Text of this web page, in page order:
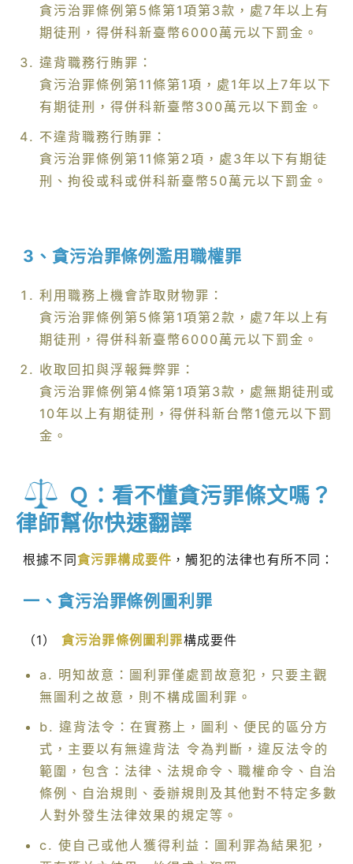
貪污治罪條例第5條第1項第3款，處7年以上有
期徒刑，得併科新臺幣6000萬元以下罰金。
違背職務行賄罪：
貪污治罪條例第11條第1項，處1年以上7年以下
有期徒刑，得併科新臺幣300萬元以下罰金。
不違背職務行賄罪：
貪污治罪條例第11條第2項，處3年以下有期徒
刑、拘役或科或併科新臺幣50萬元以下罰金。
3、貪污治罪條例濫用職權罪
利用職務上機會詐取財物罪：
貪污治罪條例第5條第1項第2款，處7年以上有
期徒刑，得併科新臺幣6000萬元以下罰金。
收取回扣與浮報舞弊罪：
貪污治罪條例第4條第1項第3款，處無期徒刑或
10年以上有期徒刑，得併科新台幣1億元以下罰
金。
Ｑ：看不懂貪污罪條文嗎？
律師幫你快速翻譯
根據不同貪污罪構成要件 ，觸犯的法律也有所不同：
一、貪污治罪條例圖利罪
（1） 貪污治罪條例圖利罪構成要件
a. 明知故意：圖利罪僅處罰故意犯，只要主觀
無圖利之故意，則不構成圖利罪。
b. 違背法令：在實務上，圖利、便民的區分方
式，主要以有無違背法 令為判斷，違反法令的
範圍，包含：法律、法規命令、職權命令、自治
條例、自治規則、委辦規則及其他對不特定多數
人對外發生法律效果的規定等。
c. 使自己或他人獲得利益：圖利罪為結果犯，